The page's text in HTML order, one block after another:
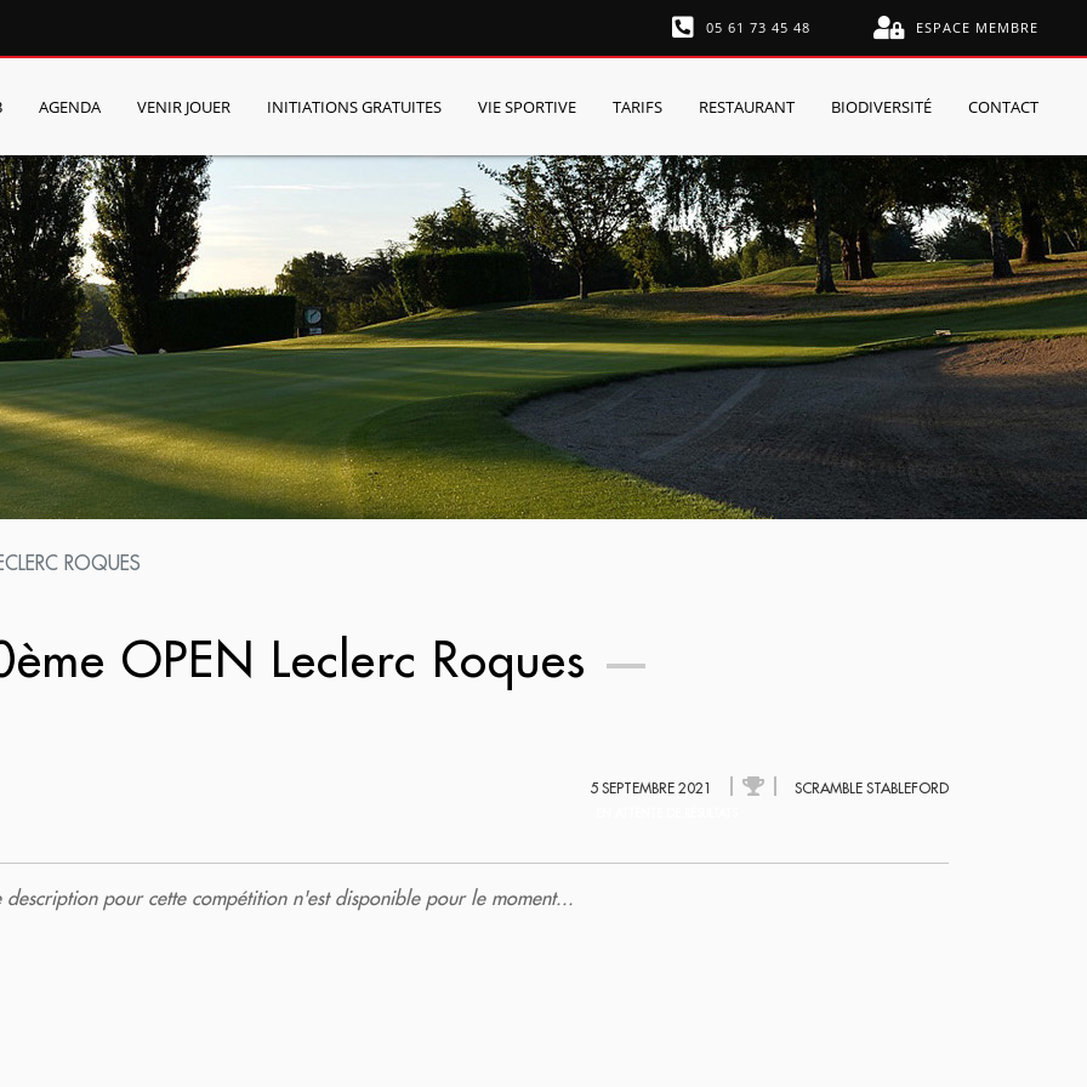
05 61 73 45 48 ESPACE MEMBRE
AGENDA VENIR JOUER INITIATIONS GRATUITES VIE SPORTIVE TARIFS RESTAURANT BIODIVERSITÉ CONTACT
ROQUES
OPEN Leclerc Roques
5 SEPTEMBRE 2021 SCRAMBLE STABLEFORD
description pour cette compétition n'est disponible pour le moment...